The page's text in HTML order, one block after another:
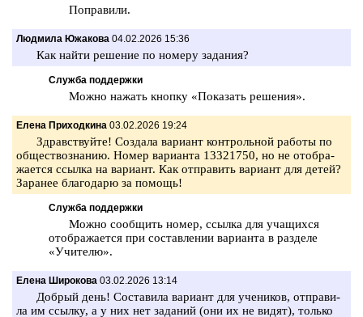
По­пра­ви­ли.
Людмила Южакова 04.02.2026 15:36
Как найти ре­ше­ние по но­ме­ру за­да­ния?
Служба поддержки
Можно на­жать кноп­ку «По­ка­зать ре­ше­ния».
Елена Приходкина 03.02.2026 19:24
Здрав­ствуй­те! Со­зда­ла ва­ри­ант кон­троль­ной ра­бо­ты по
об­ще­ст­во­зна­нию. Номер ва­ри­ан­та 13321750, но не отоб­ра­
жа­ет­ся ссыл­ка на ва­ри­ант. Как от­пра­вить ва­ри­ант для детей?
За­ра­нее бла­го­да­рю за по­мощь!
Служба поддержки
Можно со­об­щить номер, ссыл­ка для уча­щих­ся
отоб­ра­жа­ет­ся при со­став­ле­нии ва­ри­ан­та в раз­де­ле
«Учи­те­лю».
Елена Широкова 03.02.2026 13:14
Доб­рый день! Со­ста­ви­ла ва­ри­ант для уче­ни­ков, от­пра­ви­
ла им ссыл­ку, а у них нет за­да­ний (они их не видят), толь­ко